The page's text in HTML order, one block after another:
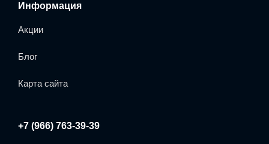
Информация
Акции
Блог
Карта сайта
+7 (966) 763-39-39